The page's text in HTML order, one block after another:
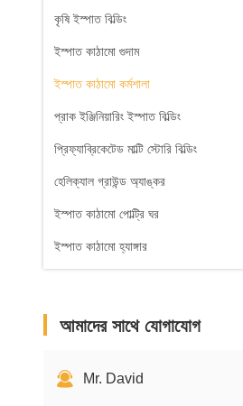
কৃষি ইস্পাত বিল্ডিং
ইস্পাত কাঠামো গুদাম
ইস্পাত কাঠামো কর্মশালা
প্রাক ইঞ্জিনিয়ারিং ইস্পাত বিল্ডিং
প্রিফ্যাব্রিকেটেড মাল্টি স্টোরি বিল্ডিং
হেলিক্যাল গ্রাউন্ড অ্যাঙ্কর
ইস্পাত কাঠামো পোল্ট্রি ঘর
ইস্পাত কাঠামো হ্যাঙ্গার
আমাদের সাথে যোগাযোগ
Mr. David